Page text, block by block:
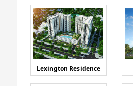
Lexington Residence